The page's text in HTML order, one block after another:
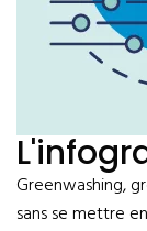
Greenwashing,
sans se mettre